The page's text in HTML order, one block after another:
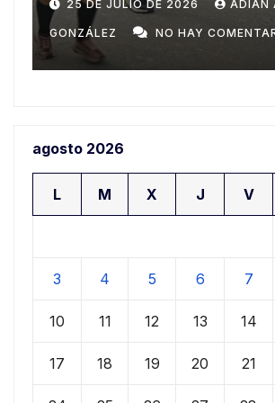
20 DE JULIO DE 2026 ADIAN
GONZÁLEZ NO HAY
agosto 2026
L M X J V
3 4 5 6 7
10 11 12 13 14
17 18 19 20 21